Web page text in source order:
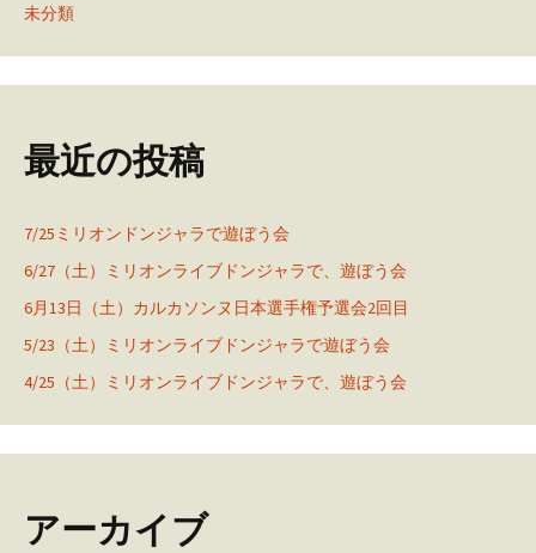
未分類
最近の投稿
7/25ミリオンドンジャラで遊ぼう会
6/27（土）ミリオンライブドンジャラで、遊ぼう会
6月13日（土）カルカソンヌ日本選手権予選会2回目
5/23（土）ミリオンライブドンジャラで遊ぼう会
4/25（土）ミリオンライブドンジャラで、遊ぼう会
アーカイブ